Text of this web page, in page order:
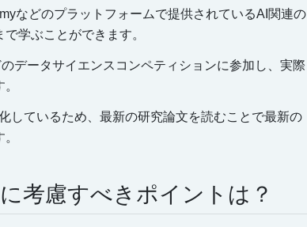
などのプラットフォームで提供されているAI関連の
学ぶことができます。
データサイエンスコンペティションに参加し、実際
しているため、最新の研究論文を読むことで最新の
考慮すべきポイントは？